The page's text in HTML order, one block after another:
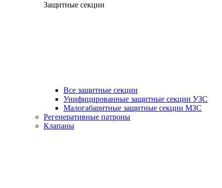
Защитные секции
Все защитные секции
Унифицированные защитные секции УЗС
Малогабаритные защитные секции МЗС
Регенеративные патроны
Клапаны